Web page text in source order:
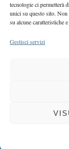
tecnologie ci permetterà
unici su questo sito.
su alcune caratteristiche
Gestisci servizi